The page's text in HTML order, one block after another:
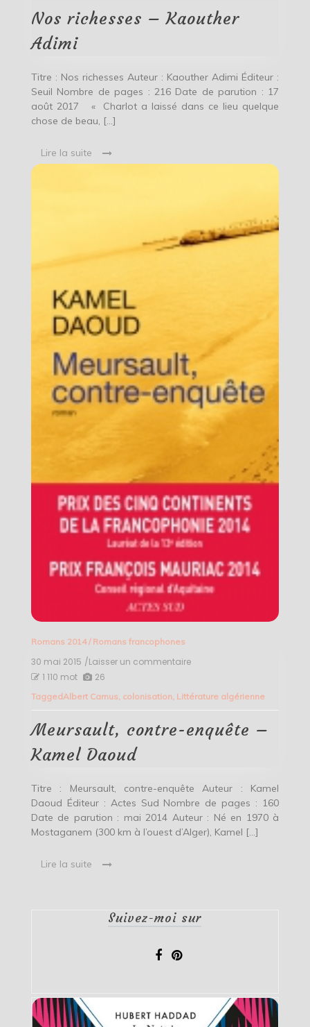
Nos richesses – Kaouther
Adimi
Titre : Nos richesses Auteur : Kaouther Adimi Éditeur :
Seuil Nombre de pages : 216 Date de parution : 17
août 2017 « Charlot a laissé dans ce lieu quelque
chose de beau, […]
Lire la suite
Romans 2014/ Romans francophones
30 mai 2015 /Laisser un commentaireon
enquête
Daoud
1 110 mot 26
TaggedAlbert Camus, colonisation, Littérature algérienne
Meursault, contre-enquête –
Kamel Daoud
Titre : Meursault, contre-enquête Auteur : Kamel
Daoud Éditeur : Actes Sud Nombre de pages : 160
Date de parution : mai 2014 Auteur : Né en 1970 à
Mostaganem (300 km à l’ouest d’Alger), Kamel […]
Lire la suite
Suivez-moi sur